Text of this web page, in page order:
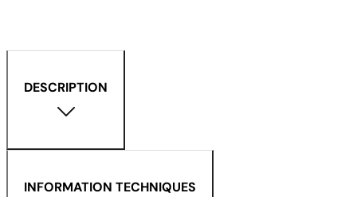
DESCRIPTION
INFORMATION TECHNIQUES